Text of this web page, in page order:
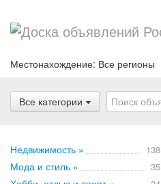
Местонахождение: Все регионы
Все категории
Недвижимость » 138
Мода и стиль » 35